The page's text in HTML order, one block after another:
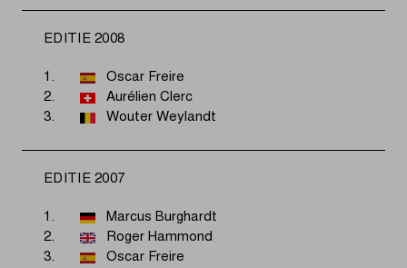
EDITIE 2008
1.
Oscar Freire
2.
Aurélien Clerc
3.
Wouter Weylandt
EDITIE 2007
1.
Marcus Burghardt
2.
Roger Hammond
3.
Oscar Freire